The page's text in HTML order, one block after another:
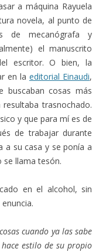
a máquina Rayuela
novela, al punto de
de mecanógrafa y
el manuscrito
escritor. O bien, la
en la editorial Einaudi,
buscaban cosas más
trasnochado.
y que para mí es de
de trabajar durante
a su casa y se ponía a
se llama tesón.
en el alcohol, sin
cuando ya las sabe
estilo de su propio